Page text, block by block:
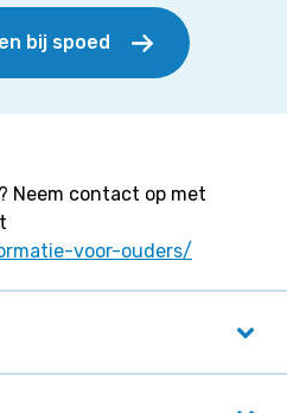
bij spoed
Neem contact op met
voor-ouders/